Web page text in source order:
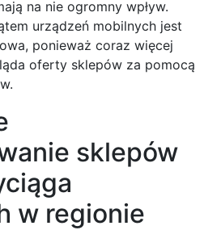
na nie ogromny wpływ.
urządzeń mobilnych jest
ponieważ coraz więcej
oferty sklepów za pomocą
sklepów
w regionie